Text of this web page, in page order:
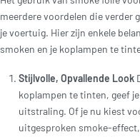
meerdere voordelen die verder
je voertuig. Hier zijn enkele
smoken en je koplampen te
Stijlvolle, Opvallende Look
koplampen te tinten, geef
uitstraling. Of je nu kiest
uitgesproken smoke-